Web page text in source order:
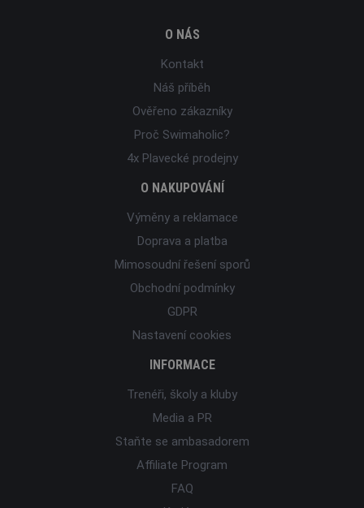
O NÁS
Kontakt
Náš příběh
Ověřeno zákazníky
Proč Swimaholic?
4x Plavecké prodejny
O NAKUPOVÁNÍ
Výměny a reklamace
Doprava a platba
Mimosoudní řešení sporů
Obchodní podmínky
GDPR
Nastavení cookies
INFORMACE
Trenéři, školy a kluby
Media a PR
Staňte se ambasadorem
Affiliate Program
FAQ